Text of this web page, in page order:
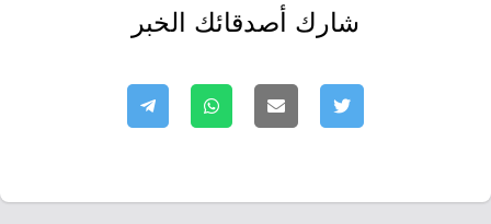
شارك أصدقائك الخبر